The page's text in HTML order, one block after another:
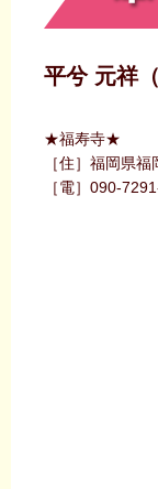
平兮 元祥
★福寿寺★
［住］福岡県
［電］090-